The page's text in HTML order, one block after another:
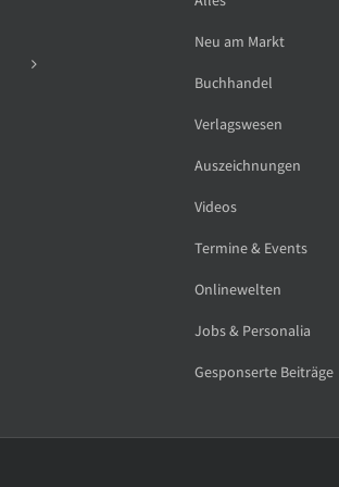
Neu am Markt
Buchhandel
Verlagswesen
Auszeichnungen
Videos
Termine & Events
Onlinewelten
Jobs & Personalia
Gesponserte Beiträge